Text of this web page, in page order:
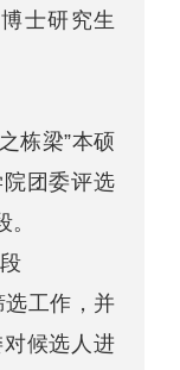
士研究生
栋梁”本硕
团委评选
工作，并
候选人进